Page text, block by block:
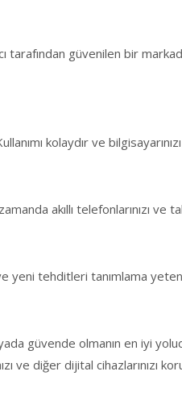
tarafından güvenilen bir
kolaydır ve
akıllı telefonlarınızı
yeni tehditleri tanımlama
güvende olmanın en iyi
ve diğer dijital cihazlarınızı